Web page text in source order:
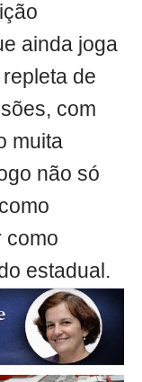
ainda joga
de
com
muita
não só
como
estadual.